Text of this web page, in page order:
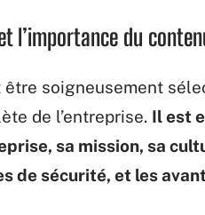
l’importance du
être soigneusement
de l’entreprise. Il est
sa mission, sa
de sécurité, et les